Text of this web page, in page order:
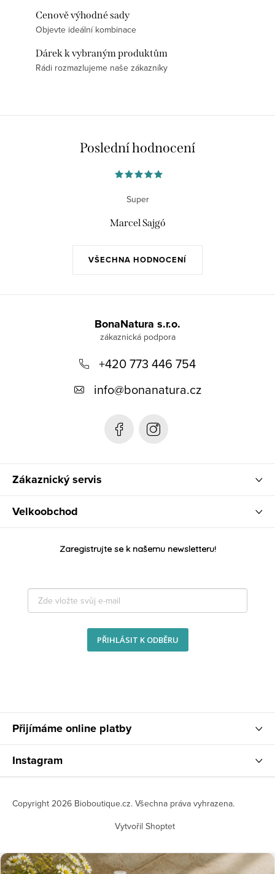
Cenově výhodné sady
Objevte ideální kombinace
Dárek k vybraným produktům
Rádi rozmazlujeme naše zákazníky
Poslední hodnocení
VŠECHNA HODNOCENÍ
Super
Marcel Sajgó
Zákaznický servis
Velkoobchod
BonaNatura s.r.o.
+420 773 446 754
info@bonanatura.cz
Zaregistrujte se k našemu newsletteru!
PŘIHLÁSIT K ODBĚRU
Přijímáme online platby
Instagram
Vytvořil Shoptet
Copyright 2026 Bioboutique.cz. Všechna práva vyhrazena.